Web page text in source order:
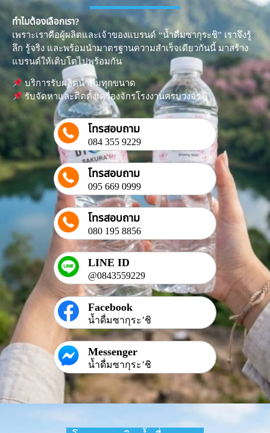
ทำไมต้องเลือกเรา?
เพราะเราคือผู้ผลิตและเจ้าของแบรนด์ “น้ำดื่มซากุระชิ” เราจึงรู้
ลึก รู้จริง และพร้อมนำมาตรฐานความสำเร็จเดียวกันนี้ มาสร้าง
แบรนด์ให้เติบโตไปพร้อมกัน
บริการรับผลิตน้ำดื่มทุกขนาด
รับจัดหาและติดตั้งเครื่องจักรโรงงานครบวงจร
โทรสอบถาม
084 355 9229
โทรสอบถาม
095 669 0999
โทรสอบถาม
080 195 8856
LINE ID
@0843559229
Facebook
น้ำดื่มซากุระ’ชิ
Messenger
น้ำดื่มซากุระ’ชิ